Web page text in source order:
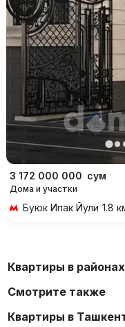
3 172 000 000 сум
Дома и участки
Буюк Ипак Йули 1.8
Квартиры в
Смотрите также
Квартиры в